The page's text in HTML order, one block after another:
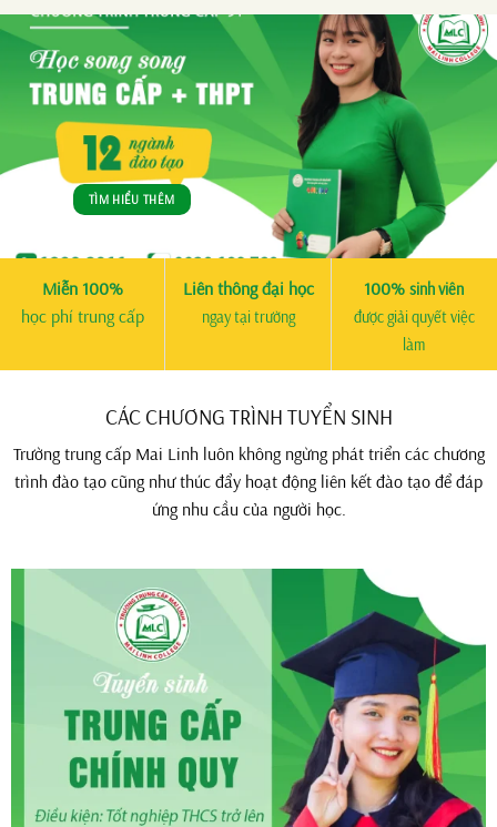
TÌM HIỂU THÊM
Miễn 100%
học phí trung cấp
Liên thông đại học
ngay tại trường
100%sinh viên
được giải quyết việc
làm
CÁC CHƯƠNG TRÌNH TUYỂN SINH
Trường trung cấp Mai Linh luôn không ngừng phát triển các chương
trình đào tạo cũng như thúc đẩy hoạt động liên kết đào tạo để đáp
ứng nhu cầu của người học.
CÁC NGÀNH ĐÀO TẠO